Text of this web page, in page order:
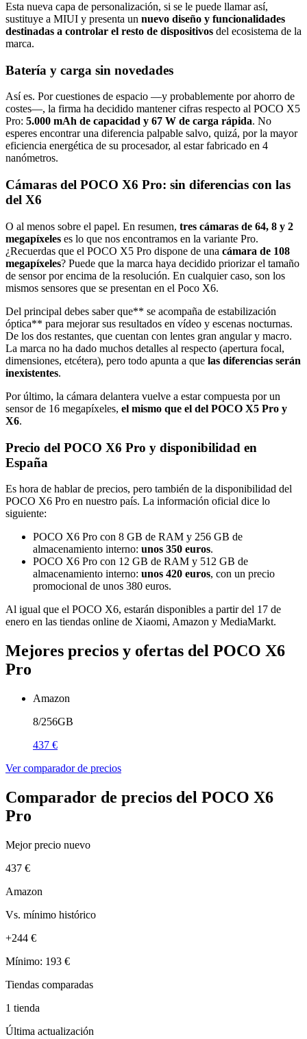
Esta nueva capa de personalización, si se le puede llamar así,
sustituye a MIUI y presenta un nuevo diseño y funcionalidades
destinadas a controlar el resto de dispositivos del ecosistema de la
marca.
Batería y carga sin novedades
Así es. Por cuestiones de espacio —y probablemente por ahorro de
costes—, la firma ha decidido mantener cifras respecto al POCO X5
Pro: 5.000 mAh de capacidad y 67 W de carga rápida. No
esperes encontrar una diferencia palpable salvo, quizá, por la mayor
eficiencia energética de su procesador, al estar fabricado en 4
nanómetros.
Cámaras del POCO X6 Pro: sin diferencias con las
del X6
O al menos sobre el papel. En resumen, tres cámaras de 64, 8 y 2
megapíxeles es lo que nos encontramos en la variante Pro.
¿Recuerdas que el POCO X5 Pro dispone de una cámara de 108
megapíxeles? Puede que la marca haya decidido priorizar el tamaño
de sensor por encima de la resolución. En cualquier caso, son los
mismos sensores que se presentan en el Poco X6.
Del principal debes saber que** se acompaña de estabilización
óptica** para mejorar sus resultados en vídeo y escenas nocturnas.
De los dos restantes, que cuentan con lentes gran angular y macro.
La marca no ha dado muchos detalles al respecto (apertura focal,
dimensiones, etcétera), pero todo apunta a que las diferencias serán
inexistentes.
Por último, la cámara delantera vuelve a estar compuesta por un
sensor de 16 megapíxeles, el mismo que el del POCO X5 Pro y
X6.
Precio del POCO X6 Pro y disponibilidad en
España
Es hora de hablar de precios, pero también de la disponibilidad del
POCO X6 Pro en nuestro país. La información oficial dice lo
siguiente:
POCO X6 Pro con 8 GB de RAM y 256 GB de
almacenamiento interno: unos 350 euros.
POCO X6 Pro con 12 GB de RAM y 512 GB de
almacenamiento interno: unos 420 euros, con un precio
promocional de unos 380 euros.
Al igual que el POCO X6, estarán disponibles a partir del 17 de
enero en las tiendas online de Xiaomi, Amazon y MediaMarkt.
Mejores precios y ofertas del POCO X6
Pro
Amazon
8/256GB
437 €
Ver comparador de precios
Comparador de precios del POCO X6
Pro
Mejor precio nuevo
437 €
Amazon
Vs. mínimo histórico
+244 €
Mínimo: 193 €
Tiendas comparadas
1 tienda
Última actualización